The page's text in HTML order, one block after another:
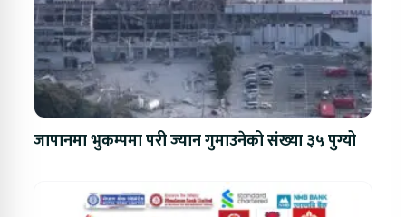
जापानमा भुकम्पमा परी ज्यान गुमाउनेको संख्या ३५ पुग्यो